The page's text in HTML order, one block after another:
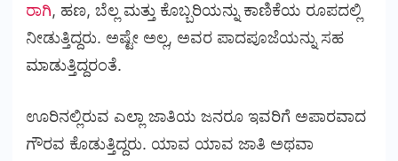
ರಾಗಿ, ಹಣ, ಬೆಲ್ಲ ಮತ್ತು ಕೊಬ್ಬರಿಯನ್ನು ಕಾಣಿಕೆಯ ರೂಪದಲ್ಲಿ
ನೀಡುತ್ತಿದ್ದರು. ಅಷ್ಟೇ ಅಲ್ಲ, ಅವರ ಪಾದಪೂಜೆಯನ್ನು ಸಹ
ಮಾಡುತ್ತಿದ್ದರಂತೆ.
ಊರಿನಲ್ಲಿರುವ ಎಲ್ಲಾ ಜಾತಿಯ ಜನರೂ ಇವರಿಗೆ ಅಪಾರವಾದ
ಗೌರವ ಕೊಡುತ್ತಿದ್ದರು. ಯಾವ ಯಾವ ಜಾತಿ ಅಥವಾ